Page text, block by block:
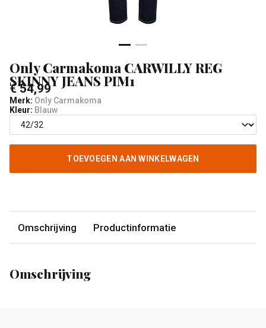
Only Carmakoma CARWILLY REG
SKINNY JEANS PIM1
€ 54,99
Merk: Only Carmakoma
Kleur: Blauw
TOEVOEGEN AAN WINKELWAGEN
Omschrijving Productinformatie
Omschrijving